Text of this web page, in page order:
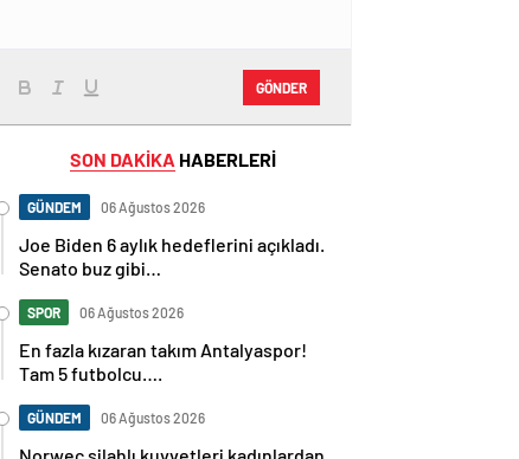
GÖNDER
SON DAKİKA HABERLERİ
GÜNDEM 06 Ağustos 2026
Joe Biden 6 aylık hedeflerini açıkladı.
Senato buz gibi…
SPOR 06 Ağustos 2026
En fazla kızaran takım Antalyaspor!
Tam 5 futbolcu….
GÜNDEM 06 Ağustos 2026